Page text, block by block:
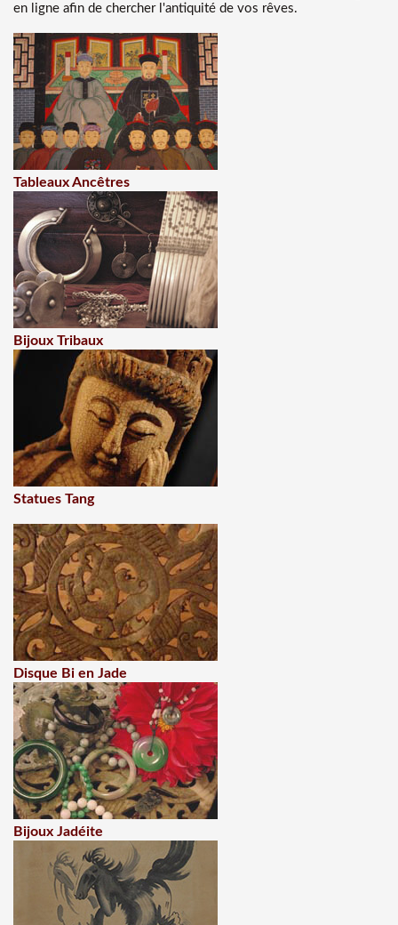
en ligne afin de chercher l'antiquité de vos rêves.
Tableaux Ancêtres
Bijoux Tribaux
Statues Tang
Disque Bi en Jade
Bijoux Jadéite